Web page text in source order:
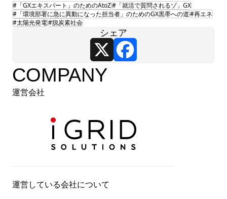
#「GXエキスパート」のためのAtoZ#「就活で質問されるゾ」GX
#「環境部署に急に異動になった担当者」のためのGX黒帯への道#再エネ
#太陽光発電#脱炭素社会
シェア
X
COMPANY
運営会社
運営している会社について